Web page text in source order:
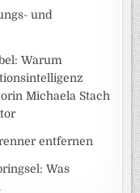
und
Warum
Michaela Stach
entfernen
Was